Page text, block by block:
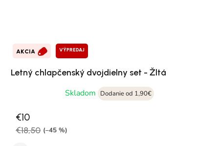
AKCIA VÝPREDAJ
Letný chlapčenský dvojdielny set - Žltá
Skladom
Dodanie od 1,90€
€10
€18,50 (–45 %)